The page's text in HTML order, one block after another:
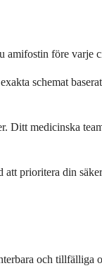
före varje
schemat
Ditt medicinska
prioritera din
och tillfälliga